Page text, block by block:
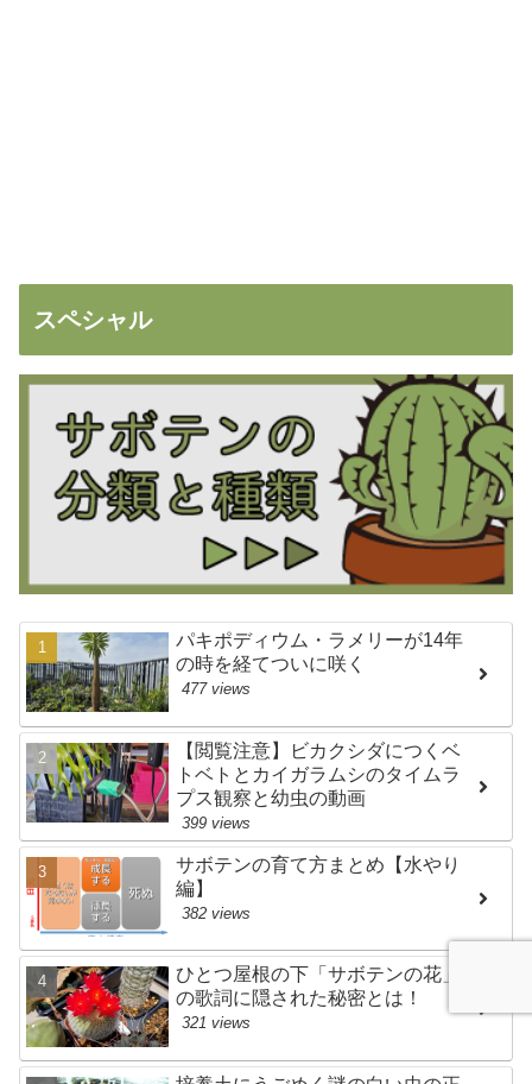
スペシャル
パキポディウム・ラメリーが14年
の時を経てついに咲く
477 views
【閲覧注意】ビカクシダにつくベ
トベトとカイガラムシのタイムラ
プス観察と幼虫の動画
399 views
サボテンの育て方まとめ【水やり
編】
382 views
ひとつ屋根の下「サボテンの花」
の歌詞に隠された秘密とは！
321 views